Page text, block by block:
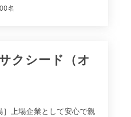
名
クシード（オ
］上場企業として安心で親